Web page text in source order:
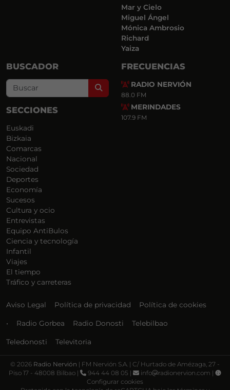
Mar y Cielo
Miguel Ángel
Mónica Ambrosio
Richard
Yaiza
BUSCADOR
Search
SECCIONES
Euskadi
Bizkaia
Comarcas
Nacional
Sociedad
Deportes
Economía
Sucesos
Cultura y ocio
Entrevistas
Equipo AntiBulos
Ciencia y tecnología
Infantil
Viajes
El tiempo
Tráfico y carreteras
FRECUENCIAS
RADIO NERVIÓN
88.0 FM
MERINDADES
107.9 FM
Aviso Legal Política de privacidad Política de cookies
• Radio Gorbea Radio Donosti Telebilbao
Teledonosti Televitoria
© 2026 Radio Nervión | FM Nervión S.A. | C/ Hurtado de Amézaga, 27 -
Piso 17 - 48008 Bilbao |
944 44 08 05 | info
radionervion.com |
Configurar cookies